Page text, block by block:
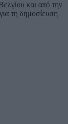
και από την
τη δημοσίευση